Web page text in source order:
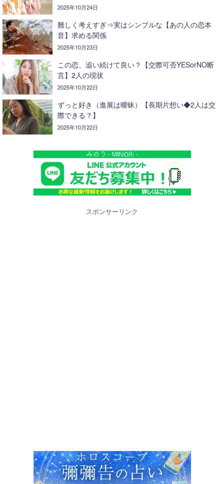
2025年10月24日
難しく考えすぎ⇒実はシンプルな【あの人の恋本
音】求める関係
2025年10月23日
この恋、追い続けて良い？【交際可否YESorNO断
言】2人の現状
2025年10月22日
ずっと好き（進展は曖昧）【長期片想い◆2人は交
際できる？】
2025年10月22日
スポンサーリンク